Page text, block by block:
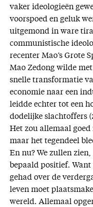
vaker ideologieën
voorspoed en geluk
uitgemond in ware
communistische
recenter Mao’s Grote
Mao Zedong wilde
snelle transformatie
economie naar een
leidde echter tot een
dodelijke slachtoffers
Het zou allemaal goed
maar het tegendeel
En nu? We zullen
bepaald positief. Want
gehad over de
leven moet
wereld. Allemaal